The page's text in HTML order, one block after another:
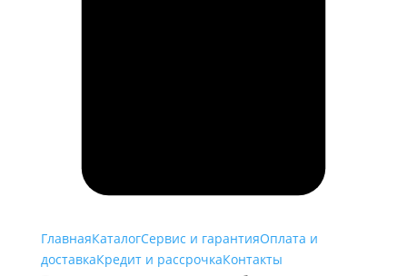
ГлавнаяКаталогСервис и гарантияОплата и
доставкаКредит и рассрочкаКонтакты